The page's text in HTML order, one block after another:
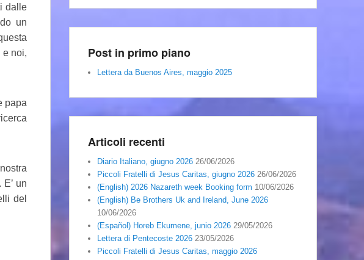
dalle
un
e noi,
papa
un
del
Post in primo piano
Lettera da Buenos Aires, maggio 2025
Articoli recenti
Diario Italiano, giugno 2026 26/06/2026
Piccoli Fratelli di Jesus Caritas, giugno 2026 26/06/2026
(English) 2026 Nazareth week Booking form 10/06/2026
(English) Be Brothers Uk and Ireland, June 2026
10/06/2026
(Español) Horeb Ekumene, junio 2026 29/05/2026
Lettera di Pentecoste 2026 23/05/2026
Piccoli Fratelli di Jesus Caritas, maggio 2026